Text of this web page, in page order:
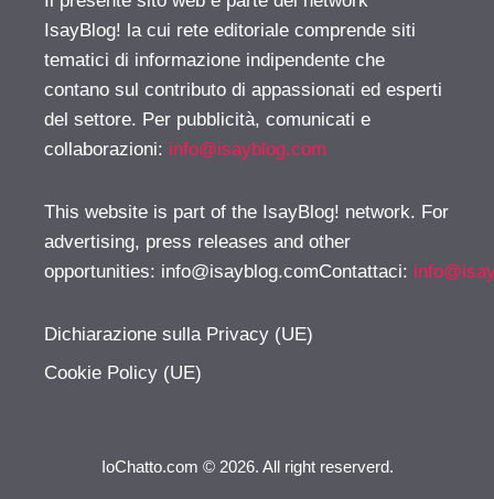
IsayBlog! la cui rete editoriale comprende siti
tematici di informazione indipendente che
contano sul contributo di appassionati ed esperti
del settore. Per pubblicità, comunicati e
collaborazioni: info@isayblog.com
This website is part of the IsayBlog! network. For
advertising, press releases and other
opportunities: info@isayblog.comContattaci:
Dichiarazione sulla Privacy (UE)
Cookie Policy (UE)
IoChatto.com © 2026. All right reserverd.